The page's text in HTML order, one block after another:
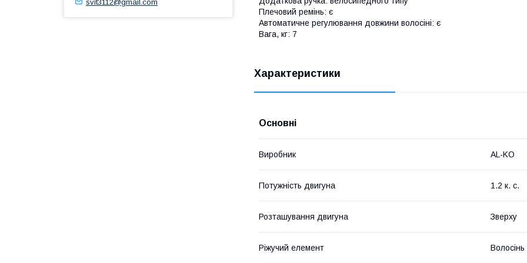
Плечовий ремінь: є
Автоматичне регулювання довжини волосіні: є
Вага, кг: 7
Характеристики
Основні
Виробник AL-KO
Потужність двигуна 1.2 к. с.
Розташування двигуна Зверху
Ріжучий елемент Волосінь